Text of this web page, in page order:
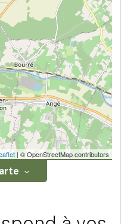
| © OpenStreetMap contributors